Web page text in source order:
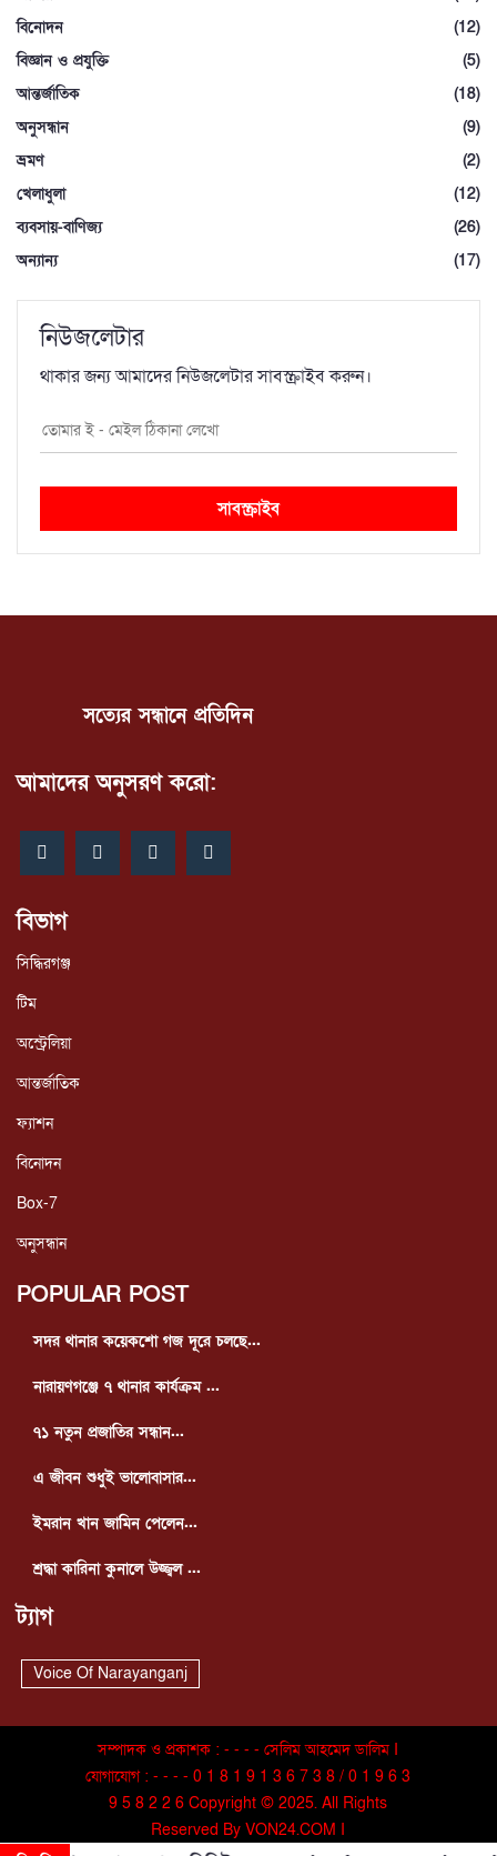
বিনোদন
(12)
বিজ্ঞান ও প্রযুক্তি
(5)
আন্তর্জাতিক
(18)
অনুসন্ধান
(9)
ভ্রমণ
(2)
খেলাধুলা
(12)
ব্যবসায়-বাণিজ্য
(26)
অন্যান্য
(17)
নিউজলেটার
থাকার জন্য আমাদের নিউজলেটার সাবস্ক্রাইব করুন।
সাবস্ক্রাইব
সত্যের সন্ধানে প্রতিদিন
আমাদের অনুসরণ করো:
বিভাগ
সিদ্ধিরগঞ্জ
টিম
অস্ট্রেলিয়া
আন্তর্জাতিক
ফ্যাশন
বিনোদন
Box-7
অনুসন্ধান
POPULAR POST
সদর থানার কয়েকশো গজ দূরে চলছে...
নারায়ণগঞ্জে ৭ থানার কার্যক্রম ...
৭১ নতুন প্রজাতির সন্ধান...
এ জীবন শুধুই ভালোবাসার...
ইমরান খান জামিন পেলেন...
শ্রদ্ধা কারিনা কুনালে উজ্জ্বল ...
ট্যাগ
Voice Of Narayanganj
সম্পাদক ও প্রকাশক : - - - - সেলিম আহমেদ ডালিম I
যোগাযোগ : - - - - 0 1 8 1 9 1 3 6 7 3 8 / 0 1 9 6 3
9 5 8 2 2 6 Copyright © 2025. All Rights
Reserved By VON24.COM I